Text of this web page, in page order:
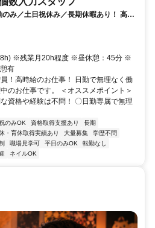
み／土日祝休み／長期休暇あり！ 高時
8h) ※残業月20h程度 ※昼休憩：45分 ※
有
！高時給のお仕事！ 日勤で無理なく働
のお仕事です。 ＜オススメポイント＞
資格や経験は不問！ 〇日勤専属で無理
のみOK 資格取得支援あり
長期
・育休取得実績あり 大量募集
学歴不問
職場見学可 平日のみOK
転勤なし
ネイルOK